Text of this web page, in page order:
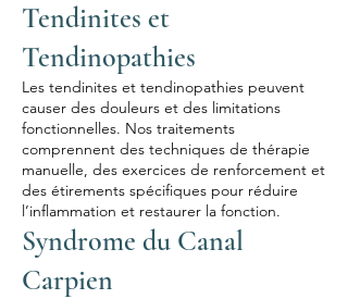
Tendinites et
Tendinopathies
Les tendinites et tendinopathies peuvent
causer des douleurs et des limitations
fonctionnelles. Nos traitements
comprennent des techniques de thérapie
manuelle, des exercices de renforcement et
des étirements spécifiques pour réduire
l’inflammation et restaurer la fonction.
Syndrome du Canal
Carpien